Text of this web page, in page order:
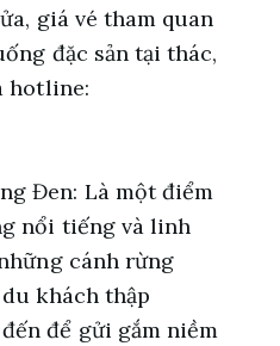
giá vé tham quan
đặc sản tại thác,
hotline:
Đen: Là một điểm
nổi tiếng và linh
cánh rừng
khách thập
để gửi gắm niềm